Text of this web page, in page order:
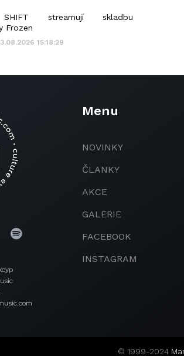
SHIFT streamují skladbu
Frozen
15:18:29
Menu
NOVINKY
ČLANKY
AKCE
GALERIE
FACEBOOK
INSTAGRAM
© 1999-2024